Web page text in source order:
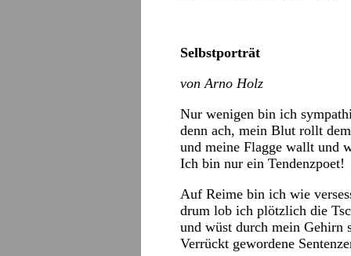
Selbstporträt
von Arno Holz
Nur wenigen bin ich
denn ach, mein Blut rollt
und meine Flagge wallt und
Ich bin nur ein Tendenzpoet!
Auf Reime bin ich wie
drum lob ich plötzlich die
und wüst durch mein Gehirn
Verrückt gewordene